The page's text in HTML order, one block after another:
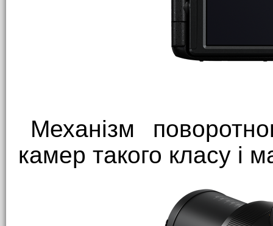
Механізм
камер такого класу і